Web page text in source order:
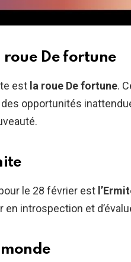
roue De fortune
est la roue De fortune.
opportunités
le 28 février est
en introspection et